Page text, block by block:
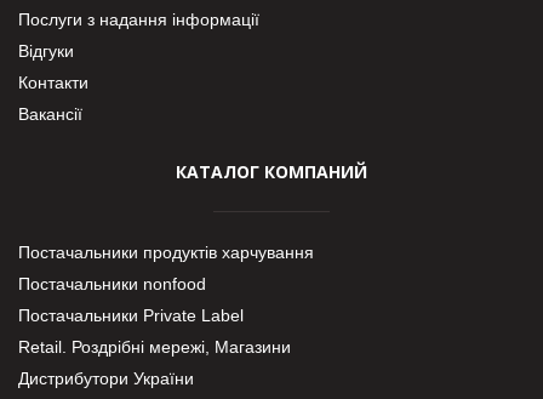
Послуги з надання інформації
Відгуки
Контакти
Вакансії
КАТАЛОГ КОМПАНИЙ
Постачальники продуктів харчування
Постачальники nonfood
Постачальники Private Label
Retail. Роздрібні мережі, Магазини
Дистрибутори України